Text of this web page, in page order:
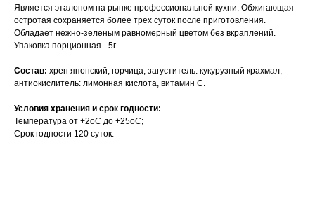
Является эталоном на рынке профессиональной кухни. Обжигающая
остротая сохраняется более трех суток после приготовления.
Обладает нежно-зеленым равномерный цветом без вкраплений.
Упаковка порционная - 5г.
Состав: хрен японский, горчица, загуститель: кукурузный крахмал,
антиокислитель: лимонная кислота, витамин С.
Условия хранения и срок годности:
Температура от +2oC до +25oC;
Срок годности 120 суток.